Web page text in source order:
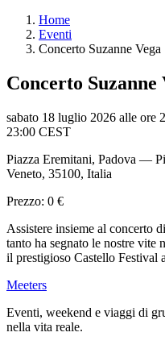
Home
Eventi
Concerto Suzanne Vega
Concerto Suzanne
sabato 18 luglio 2026 alle ore
23:00 CEST
Piazza Eremitani, Padova —
Veneto, 35100, Italia
Prezzo: 0 €
Assistere insieme al concerto
tanto ha segnato le nostre vite
il prestigioso Castello Festival
Meeters
Eventi, weekend e viaggi di
nella vita reale.